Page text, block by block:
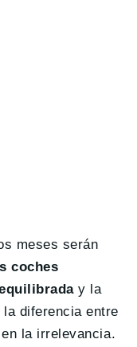
meses serán
coches
y la
la diferencia entre
la irrelevancia.